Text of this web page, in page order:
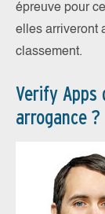
épreuve pour
elles arriveront
classement.
Verify Apps
arrogance ?